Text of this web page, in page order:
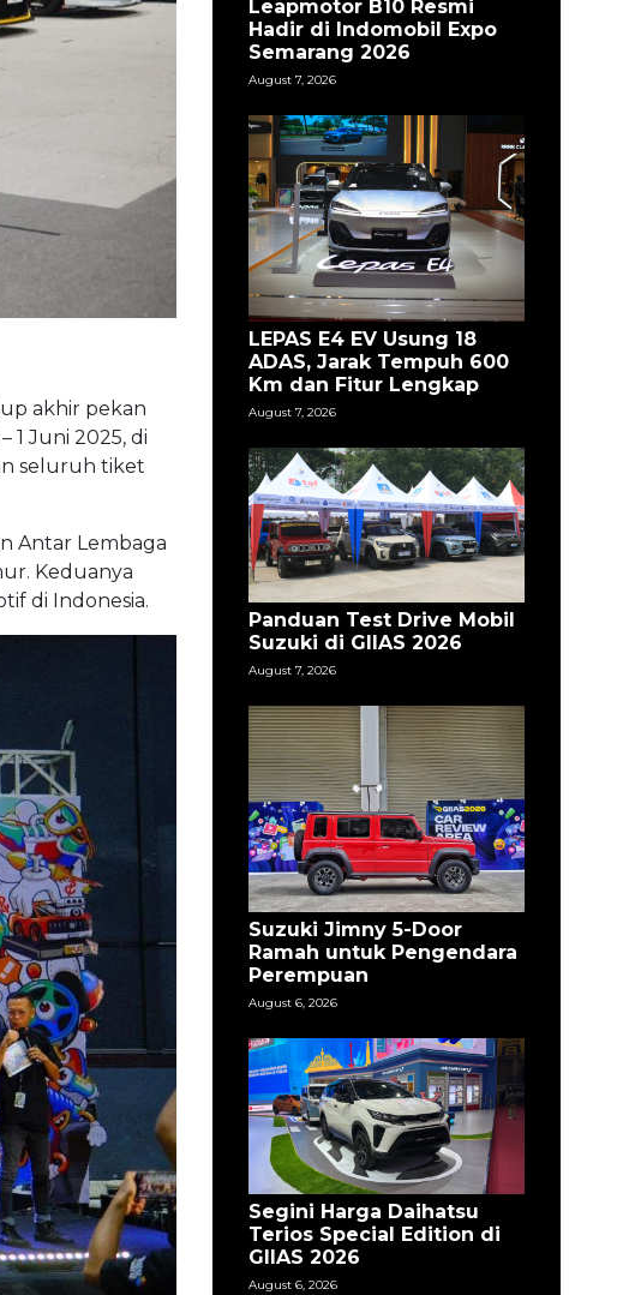
akhir pekan
1 Juni 2025, di
seluruh tiket
Antar Lembaga
Keduanya
di Indonesia.
Leapmotor B10 Resmi
Hadir di Indomobil Expo
Semarang 2026
August 7, 2026
LEPAS E4 EV Usung 18
ADAS, Jarak Tempuh 600
Km dan Fitur Lengkap
August 7, 2026
Panduan Test Drive Mobil
Suzuki di GIIAS 2026
August 7, 2026
Suzuki Jimny 5-Door
Ramah untuk Pengendara
Perempuan
August 6, 2026
Segini Harga Daihatsu
Terios Special Edition di
GIIAS 2026
August 6, 2026